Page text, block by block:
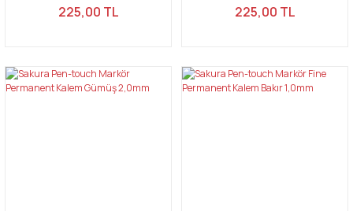
225,00 TL 225,00 TL